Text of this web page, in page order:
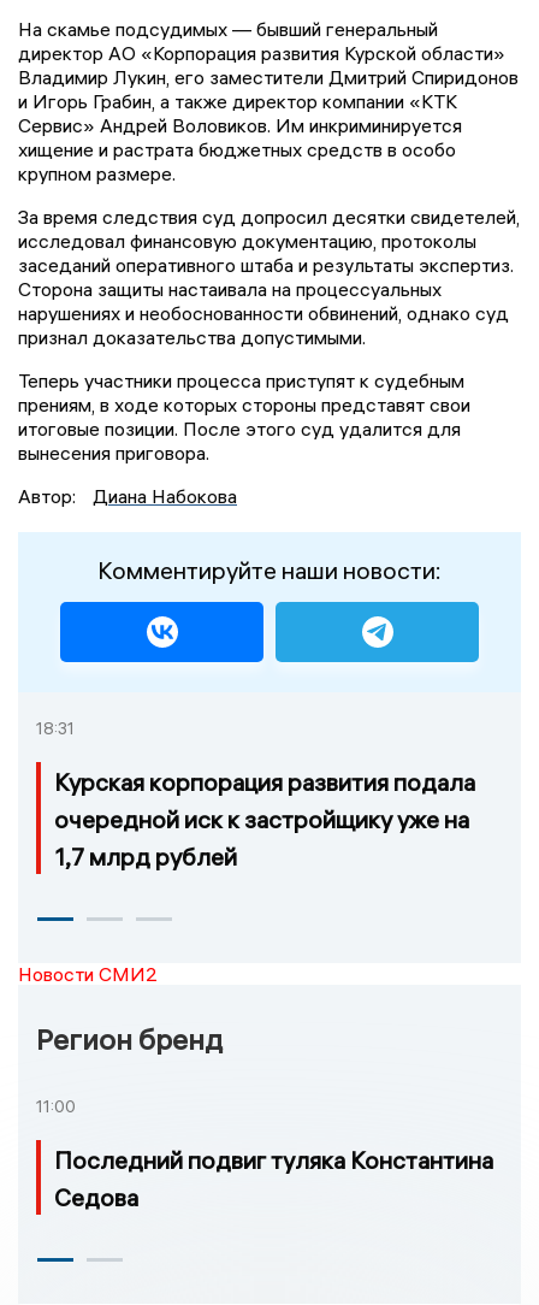
На скамье подсудимых — бывший генеральный
директор АО «Корпорация развития Курской области»
Владимир Лукин, его заместители Дмитрий Спиридонов
и Игорь Грабин, а также директор компании «КТК
Сервис» Андрей Воловиков. Им инкриминируется
хищение и растрата бюджетных средств в особо
крупном размере.
За время следствия суд допросил десятки свидетелей,
исследовал финансовую документацию, протоколы
заседаний оперативного штаба и результаты экспертиз.
Сторона защиты настаивала на процессуальных
нарушениях и необоснованности обвинений, однако суд
признал доказательства допустимыми.
Теперь участники процесса приступят к судебным
прениям, в ходе которых стороны представят свои
итоговые позиции. После этого суд удалится для
вынесения приговора.
Автор:
Диана Набокова
Комментируйте наши новости:
18:31
Курская корпорация развития подала
очередной иск к застройщику уже на
1,7 млрд рублей
Новости СМИ2
Регион бренд
11:00
Последний подвиг туляка Константина
Седова